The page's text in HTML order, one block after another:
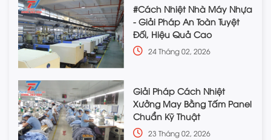
#Cách Nhiệt Nhà Máy Nhựa
- Giải Pháp An Toàn Tuyệt
Đối, Hiệu Quả Cao
24 Tháng 02, 2026
Giải Pháp Cách Nhiệt
Xưởng May Bằng Tấm Panel
Chuẩn Kỹ Thuật
23 Tháng 02, 2026